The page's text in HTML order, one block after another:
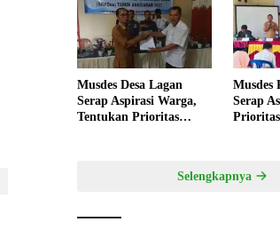
Musdes Desa Lagan
Serap Aspirasi Warga,
Tentukan Prioritas
Musdes
Serap
Selengkapnya